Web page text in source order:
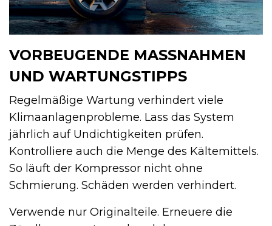
VORBEUGENDE MASSNAHMEN U
ND WARTUNGSTIPPS
Regelmäßige Wartung verhindert viele
Klimaanlagenprobleme. Lass das System
jährlich auf Undichtigkeiten prüfen.
Kontrolliere auch die Menge des Kältemittels.
So läuft der Kompressor nicht ohne
Schmierung. Schäden werden verhindert.
Verwende nur Originalteile. Erneuere die